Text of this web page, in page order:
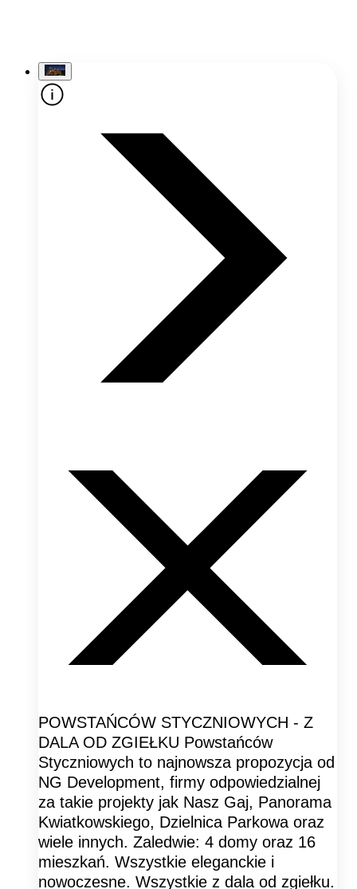
POWSTAŃCÓW STYCZNIOWYCH - Z
DALA OD ZGIEŁKU Powstańców
Styczniowych to najnowsza propozycja od
NG Development, firmy odpowiedzialnej
za takie projekty jak Nasz Gaj, Panorama
Kwiatkowskiego, Dzielnica Parkowa oraz
wiele innych. Zaledwie: 4 domy oraz 16
mieszkań. Wszystkie eleganckie i
nowoczesne. Wszystkie z dala od zgiełku.